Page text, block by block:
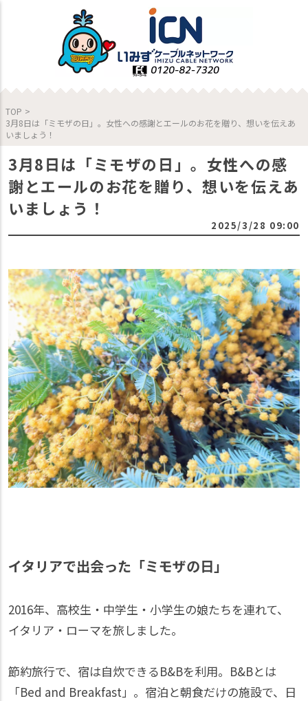
TOP >
3月8日は「ミモザの日」。女性への感謝とエールのお花を贈り、想いを伝えあ
いましょう！
3月8日は「ミモザの日」。女性への感
謝とエールのお花を贈り、想いを伝えあ
いましょう！
2025/3/28 09:00
イタリアで出会った「ミモザの日」
2016年、高校生・中学生・小学生の娘たちを連れて、
イタリア・ローマを旅しました。
節約旅行で、宿は自炊できるB&Bを利用。B&Bとは
「Bed and Breakfast」。宿泊と朝食だけの施設で、日